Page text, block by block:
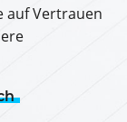
auf Vertrauen